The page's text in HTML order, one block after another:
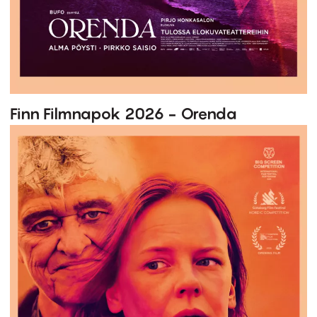
Finn Filmnapok 2026 - Orenda